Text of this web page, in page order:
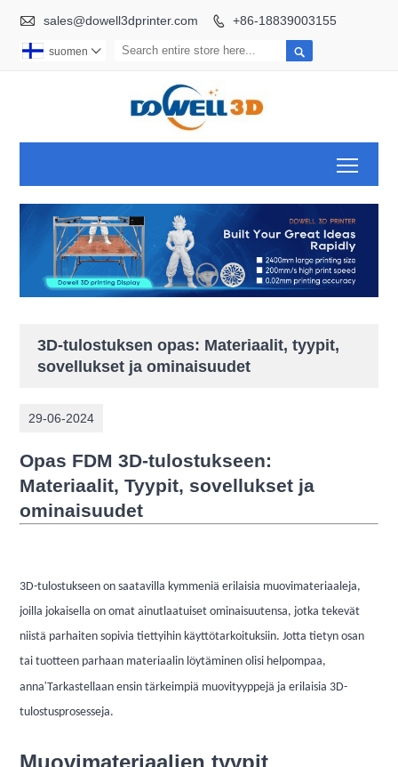
 sales@dowell3dprinter.com  +86-18839003155

suomen 
3D-tulostuksen opas: Materiaalit, tyypit,
sovellukset ja ominaisuudet
29-06-2024
Opas FDM 3D-tulostukseen:
Materiaalit,Tyypit, sovellukset ja
ominaisuudet
3D-tulostukseen on saatavilla kymmeniä erilaisia ​​muovimateriaaleja,
joilla jokaisella on omat ainutlaatuiset ominaisuutensa, jotka tekevät
niistä parhaiten sopivia tiettyihin käyttötarkoituksiin. Jotta tietyn osan
tai tuotteen parhaan materiaalin löytäminen olisi helpompaa,
anna'Tarkastellaan ensin tärkeimpiä muovityyppejä ja erilaisia ​​3D-
tulostusprosesseja.